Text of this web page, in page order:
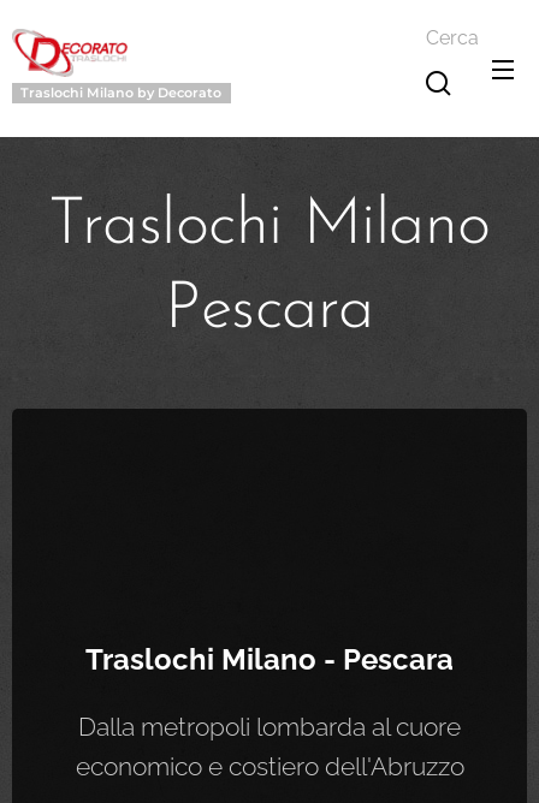
Traslochi Milano by Decorato
Cerca
Traslochi Milano
Pescara
Traslochi Milano - Pescara
Dalla metropoli lombarda al cuore
economico e costiero dell'Abruzzo